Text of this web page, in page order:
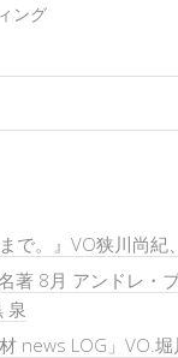
ング
で。』VO狭川尚紀
著 8月 アンドレ・
泉
news LOG」VO.